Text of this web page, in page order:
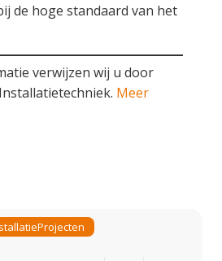
de hoge standaard van het
verwijzen wij u door
Meer
Projecten